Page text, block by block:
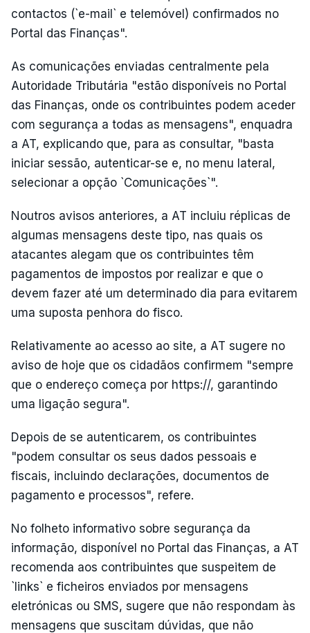
contactos (`e-mail` e telemóvel) confirmados no
Portal das Finanças".
As comunicações enviadas centralmente pela
Autoridade Tributária "estão disponíveis no Portal
das Finanças, onde os contribuintes podem aceder
com segurança a todas as mensagens", enquadra
a AT, explicando que, para as consultar, "basta
iniciar sessão, autenticar-se e, no menu lateral,
selecionar a opção `Comunicações`".
Noutros avisos anteriores, a AT incluiu réplicas de
algumas mensagens deste tipo, nas quais os
atacantes alegam que os contribuintes têm
pagamentos de impostos por realizar e que o
devem fazer até um determinado dia para evitarem
uma suposta penhora do fisco.
Relativamente ao acesso ao site, a AT sugere no
aviso de hoje que os cidadãos confirmem "sempre
que o endereço começa por https://, garantindo
uma ligação segura".
Depois de se autenticarem, os contribuintes
"podem consultar os seus dados pessoais e
fiscais, incluindo declarações, documentos de
pagamento e processos", refere.
No folheto informativo sobre segurança da
informação, disponível no Portal das Finanças, a AT
recomenda aos contribuintes que suspeitem de
`links` e ficheiros enviados por mensagens
eletrónicas ou SMS, sugere que não respondam às
mensagens que suscitam dúvidas, que não